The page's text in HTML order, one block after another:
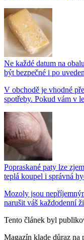
Ne každé datum na
být bezpečné i po
V obchodě je vhodné
spotřeby. Pokud vám v
Popraskané paty lze
teplá koupel i správná
Mozoly jsou
narušit váš každodenní
Tento článek byl
Magazín klade důraz na